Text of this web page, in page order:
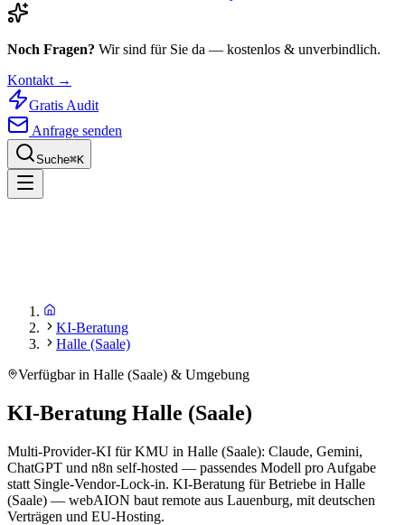
Noch Fragen? Wir sind für Sie da — kostenlos & unverbindlich.
Kontakt →
Gratis Audit
Anfrage senden
Suche⌘K
KI-Beratung
Halle (Saale)
Verfügbar in Halle (Saale) & Umgebung
KI-Beratung Halle (Saale)
Multi-Provider-KI für KMU in Halle (Saale): Claude, Gemini,
ChatGPT und n8n self-hosted — passendes Modell pro Aufgabe
statt Single-Vendor-Lock-in. KI-Beratung für Betriebe in Halle
(Saale) — webAION baut remote aus Lauenburg, mit deutschen
Verträgen und EU-Hosting.